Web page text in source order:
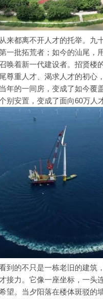
来都离不开人才的托举。九
一批拓荒者；如今的汕尾，
唤着新一代建设者。招贤楼
尊重人才、渴求人才的初心
年的一间房，变成了如今覆
别安置，变成了面向60万人
到的不只是一栋老旧的建筑
接力。它像一座坐标，一头
望。当夕阳落在楼体斑驳的